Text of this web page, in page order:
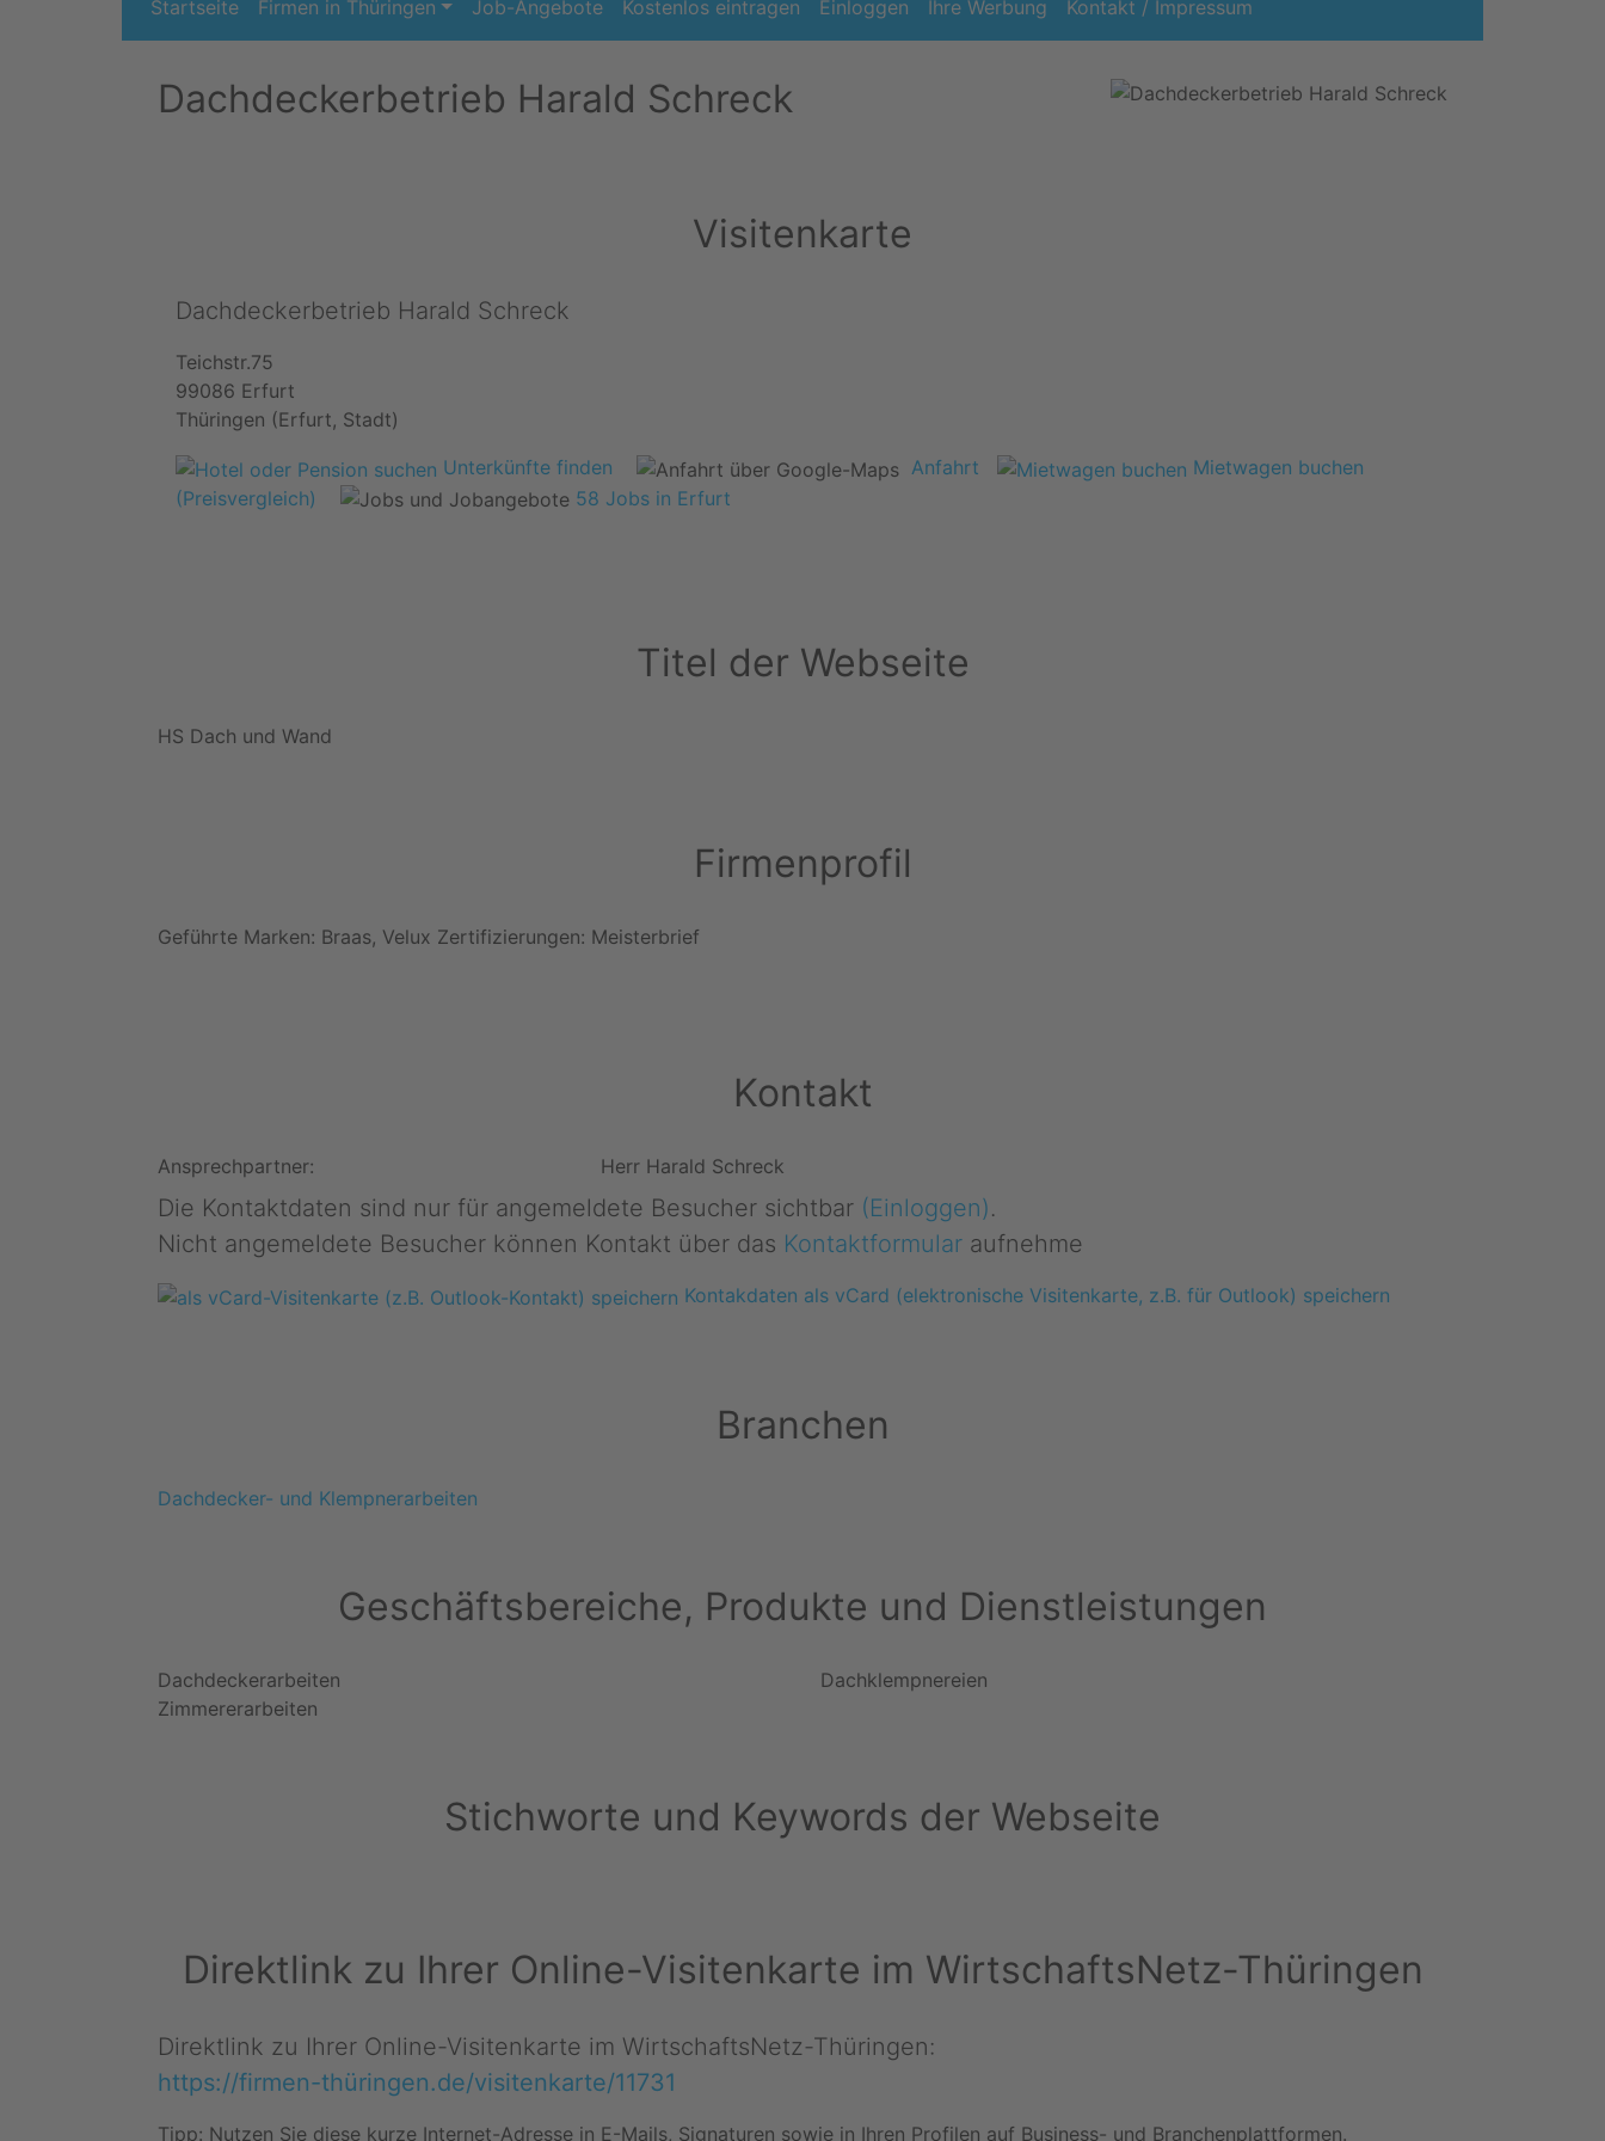
Startseite Firmen in Thüringen Job-Angebote Kostenlos eintragen Einloggen Ihre Werbung Kontakt / Impressum
Dachdeckerbetrieb Harald Schreck
Visitenkarte
Dachdeckerbetrieb Harald Schreck
Teichstr.75
99086 Erfurt
Thüringen (Erfurt, Stadt)
Unterkünfte finden
Anfahrt
Mietwagen buchen
(Preisvergleich)
58 Jobs in Erfurt
Titel der Webseite
HS Dach und Wand
Firmenprofil
Geführte Marken: Braas, Velux Zertifizierungen: Meisterbrief
Kontakt
Ansprechpartner: Herr Harald Schreck
Die Kontaktdaten sind nur für angemeldete Besucher sichtbar (Einloggen).
Nicht angemeldete Besucher können Kontakt über das Kontaktformular aufnehme
Kontakdaten als vCard (elektronische Visitenkarte, z.B. für Outlook) speichern
Branchen
Dachdecker- und Klempnerarbeiten
Geschäftsbereiche, Produkte und Dienstleistungen
Dachdeckerarbeiten
Dachklempnereien
Zimmererarbeiten
Stichworte und Keywords der Webseite
Direktlink zu Ihrer Online-Visitenkarte im WirtschaftsNetz-Thüringen
Direktlink zu Ihrer Online-Visitenkarte im WirtschaftsNetz-Thüringen:
https://firmen-thüringen.de/visitenkarte/11731
Tipp: Nutzen Sie diese kurze Internet-Adresse in E-Mails, Signaturen sowie in Ihren Profilen auf Business- und Branchenplattformen.